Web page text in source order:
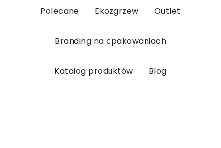
Polecane Ekozgrzew Outlet
Branding na opakowaniach
Katalog produktów Blog
Anuluj Zaloguj się